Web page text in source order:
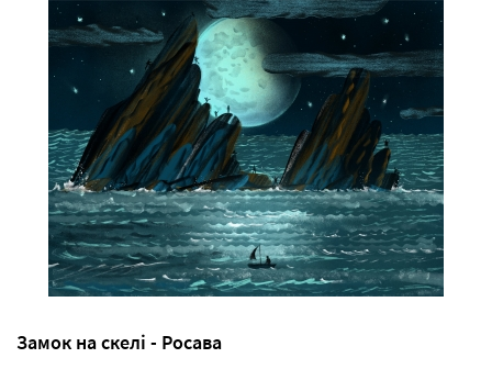
Замок на скелі - Росава